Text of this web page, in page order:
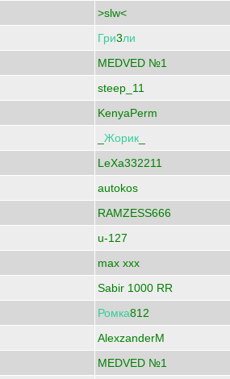
>slw<
Гри3ли
MEDVED №1
steep_11
KenyaPerm
Жорик
LeXa332211
autokos
RAMZESS666
u-127
max xxx
Sabir 1000 RR
Ромка812
AlexzanderM
MEDVED №1